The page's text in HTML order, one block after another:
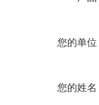
您的单位
您的姓名